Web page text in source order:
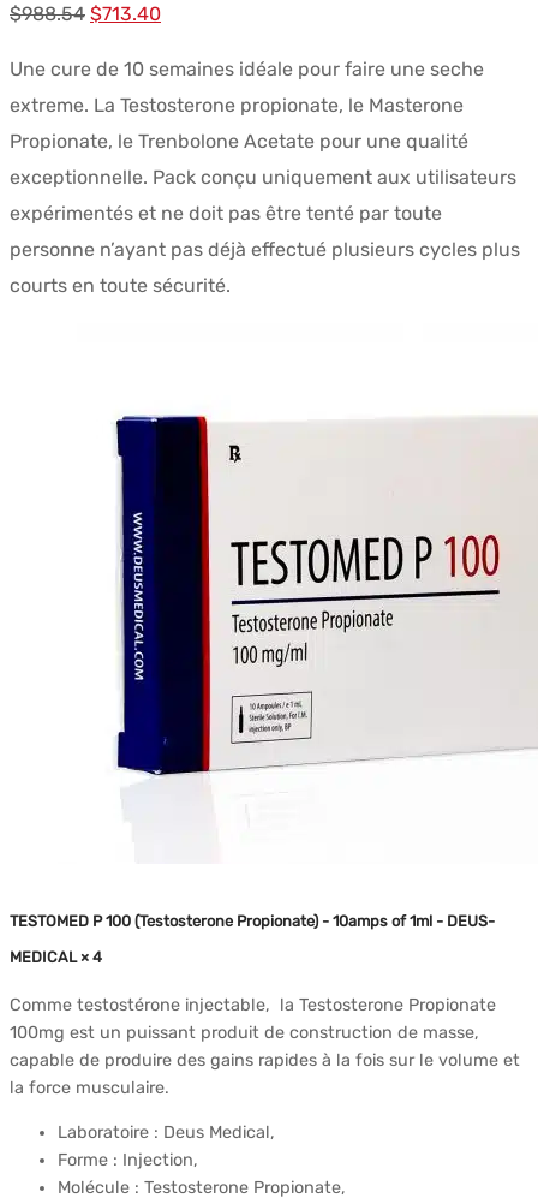
$988.54 Le
$988.54.
$713.40Le
Une cure de 10 semaines idéale pour faire une seche
extreme. La Testosterone propionate, le Masterone
Propionate, le Trenbolone Acetate pour une qualité
exceptionnelle. Pack conçu uniquement aux utilisateurs
expérimentés et ne doit pas être tenté par toute
personne n’ayant pas déjà effectué plusieurs cycles plus
courts en toute sécurité.
TESTOMED P 100 (Testosterone Propionate) - 10amps of 1ml - DEUS-
MEDICAL × 4
Comme testostérone injectable, la Testosterone Propionate
100mg est un puissant produit de construction de masse,
capable de produire des gains rapides à la fois sur le volume et
la force musculaire.
Laboratoire : Deus Medical,
Forme : Injection,
Molécule : Testosterone Propionate,